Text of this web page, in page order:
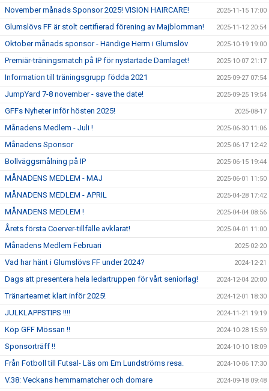
November månads Sponsor 2025! VISION HAIRCARE! 2025-11-15 17:00
Glumslövs FF är stolt certifierad förening av Majblomman! 2025-11-12 20:54
Oktober månads sponsor - Händige Herrn i Glumslöv 2025-10-19 19:00
Premiär-träningsmatch på IP för nystartade Damlaget! 2025-10-07 21:17
Information till träningsgrupp födda 2021 2025-09-27 07:54
JumpYard 7-8 november - save the date! 2025-09-25 19:54
GFFs Nyheter inför hösten 2025! 2025-08-17
Månadens Medlem - Juli ! 2025-06-30 11:06
Månadens Sponsor 2025-06-17 12:42
Bollväggsmålning på IP 2025-06-15 19:44
MÅNADENS MEDLEM - MAJ 2025-06-01 11:50
MÅNADENS MEDLEM - APRIL 2025-04-28 17:42
MÅNADENS MEDLEM ! 2025-04-04 08:56
Årets första Coerver-tillfälle avklarat! 2025-04-01 11:00
Månadens Medlem Februari 2025-02-20
Vad har hänt i Glumslövs FF under 2024? 2024-12-21
Dags att presentera hela ledartruppen för vårt seniorlag! 2024-12-04 20:00
Tränarteamet klart inför 2025! 2024-12-01 18:30
JULKLAPPSTIPS !!!! 2024-11-21 19:19
Köp GFF Mössan !! 2024-10-28 15:59
Sponsorträff !! 2024-10-10 18:09
Från Fotboll till Futsal- Läs om Em Lundströms resa. 2024-10-06 17:30
V.38: Veckans hemmamatcher och domare 2024-09-18 09:48